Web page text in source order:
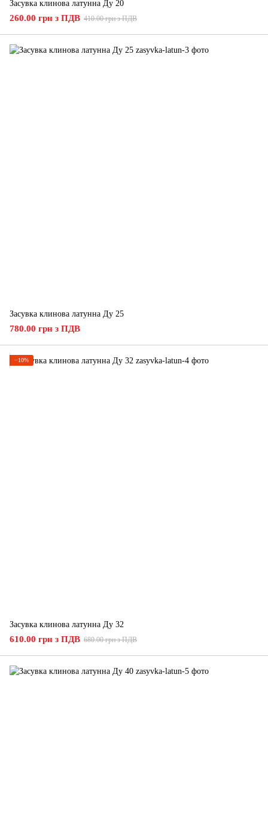
Засувка клинова латунна Ду 20
260.00 грн з ПДВ 410.00 грн з ПДВ
Засувка клинова латунна Ду 25
780.00 грн з ПДВ
−10%
Засувка клинова латунна Ду 32
610.00 грн з ПДВ 680.00 грн з ПДВ